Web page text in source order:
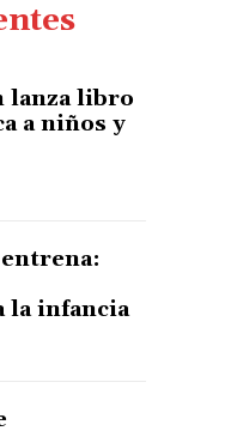
lanza libro
a niños y
la infancia